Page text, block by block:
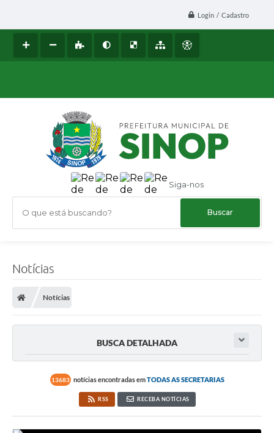
Login / Cadastro
Siga-nos
O que está buscando?
Notícias
Notícias
BUSCA DETALHADA
13683 notícias encontradas emTODAS AS SECRETARIAS
RSS RECEBA NOTÍCIAS